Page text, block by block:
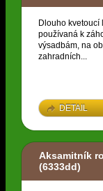
Dlouho kvetoucí
používaná k
výsadbám, na
zahradních...
DETAIL
Aksamitník
(6333dd)